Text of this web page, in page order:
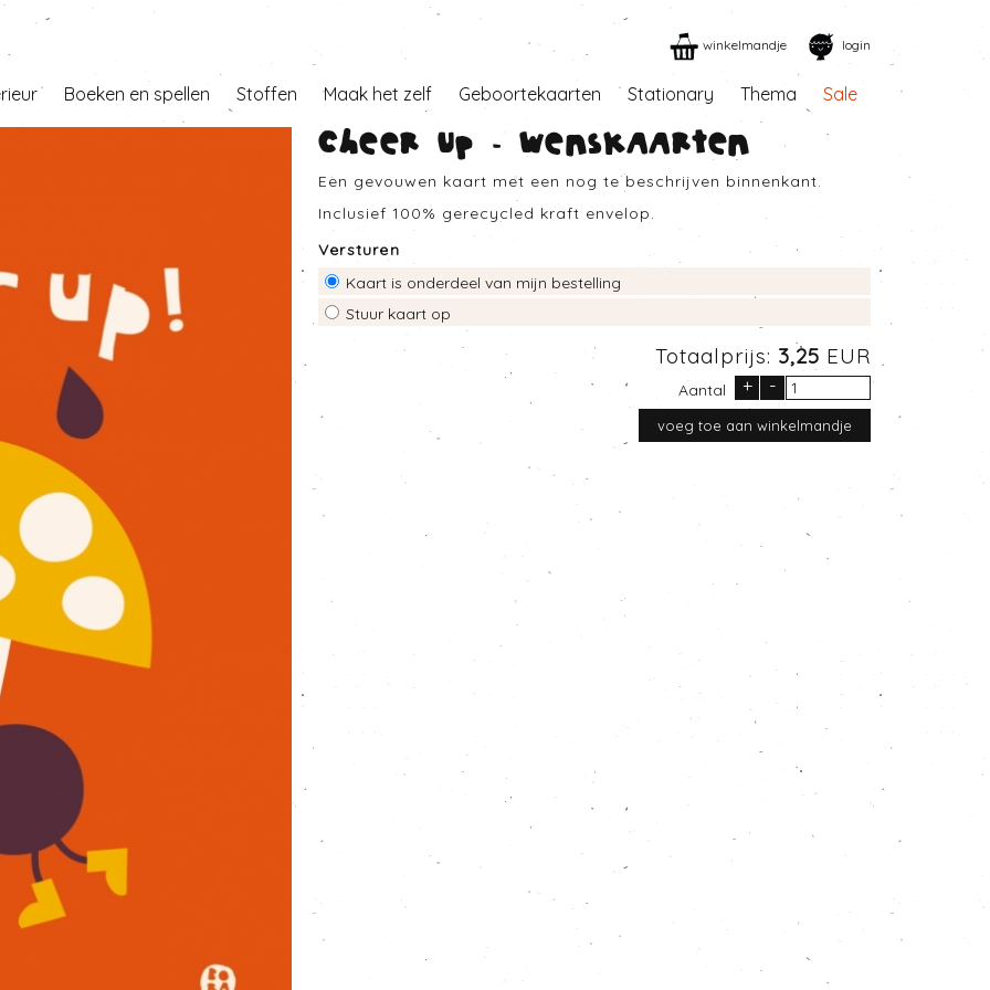
winkelmandje login
Boeken en spellen Stoffen Maak het zelf Geboortekaarten Stationary Thema Sale
Cheer up - Wenskaarten
Een gevouwen kaart met een nog te beschrijven binnenkant.
Inclusief 100% gerecycled kraft envelop.
Versturen
Kaart is onderdeel van mijn bestelling
Stuur kaart op
Totaalprijs: 3,25 EUR
Aantal + -